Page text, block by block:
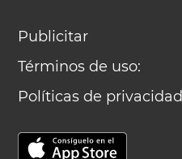
Publicitar
Términos de uso:
Políticas de privacidad